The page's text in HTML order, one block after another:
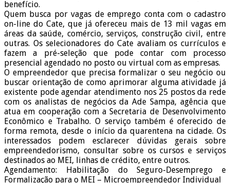
benefício.
Quem busca por vagas de emprego conta com o cadastro
on-line do Cate, que já ofereceu mais de 13 mil vagas em
áreas da saúde, comércio, serviços, construção civil, entre
outras. Os selecionadores do Cate avaliam os currículos e
fazem a pré-seleção que pode contar com processo
presencial agendado no posto ou virtual com as empresas.
O empreendedor que precisa formalizar o seu negócio ou
buscar orientação de como aprimorar alguma atividade já
existente pode agendar atendimento nos 25 postos da rede
com os analistas de negócios da Ade Sampa, agência que
atua em cooperação com a Secretaria de Desenvolvimento
Econômico e Trabalho. O serviço também é oferecido de
forma remota, desde o início da quarentena na cidade. Os
interessados podem esclarecer dúvidas gerais sobre
empreendedorismo, consultar sobre os cursos e serviços
destinados ao MEI, linhas de crédito, entre outros.
Agendamento: Habilitação do Seguro-Desemprego e
Formalização para o MEI – Microempreendedor Individual